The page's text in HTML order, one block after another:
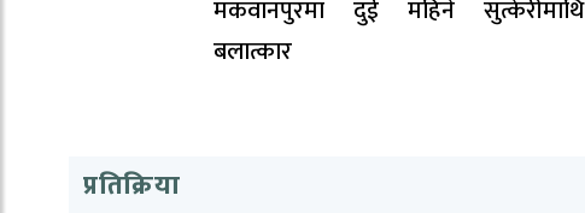
मकवानपुरमा दुई महिने सुत्केरीमाथि
बलात्कार
प्रतिक्रिया